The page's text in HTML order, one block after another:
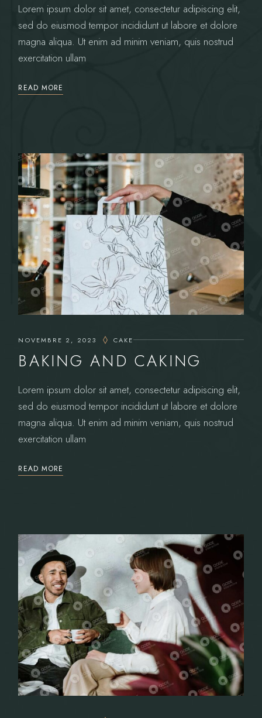
Lorem ipsum dolor sit amet, consectetur adipiscing elit,
sed do eiusmod tempor incididunt ut labore et dolore
magna aliqua. Ut enim ad minim veniam, quis nostrud
exercitation ullam
READ MORE
NOVEMBRE 2, 2023 CAKE
BAKING AND CAKING
Lorem ipsum dolor sit amet, consectetur adipiscing elit,
sed do eiusmod tempor incididunt ut labore et dolore
magna aliqua. Ut enim ad minim veniam, quis nostrud
exercitation ullam
READ MORE